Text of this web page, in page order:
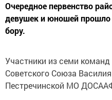
Очередное первенство
девушек и юношей прошло
бору.
Участники из семи
Советского Союза
Пестречинской МО